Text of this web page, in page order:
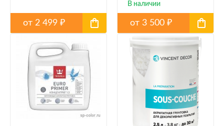
от 2 499 ₽
В наличии
от 3 500₽